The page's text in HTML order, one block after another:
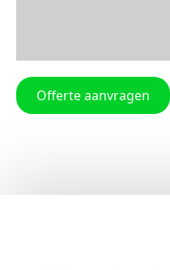
Offerte aanvragen